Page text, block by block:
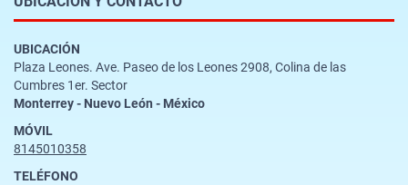
UBICACIÓN
Plaza Leones. Ave. Paseo de los Leones 2908, Colina de las
Cumbres 1er. Sector
Monterrey - Nuevo León - México
MÓVIL
8145010358
TELÉFONO